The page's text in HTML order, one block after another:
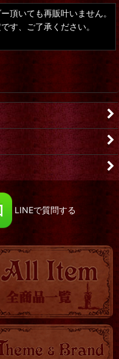
頂いても再販叶いません。
す、ご了承ください。
LINEで質問する